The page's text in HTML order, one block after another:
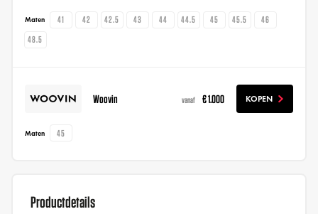
Maten 41 42 42.5 43 44 44.5 45 45.5
46
48.5
Woovin vanaf € 1.000 KOPEN
Maten 45
Productdetails